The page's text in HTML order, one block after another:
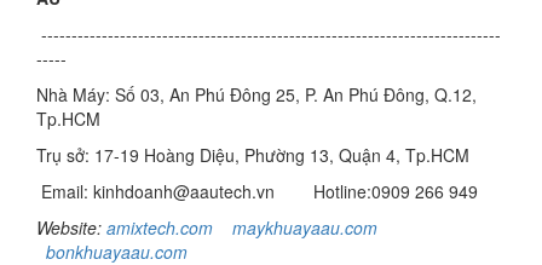
----------------------------------------------------------------------------
-----
Nhà Máy: Số 03, An Phú Đông 25, P. An Phú Đông, Q.12,
Tp.HCM
Trụ sở: 17-19 Hoàng Diệu, Phường 13, Quận 4, Tp.HCM
Email: kinhdoanh@aautech.vn
Hotline:0909 266 949
Website: amixtech.com
maykhuayaau.com
bonkhuayaau.com